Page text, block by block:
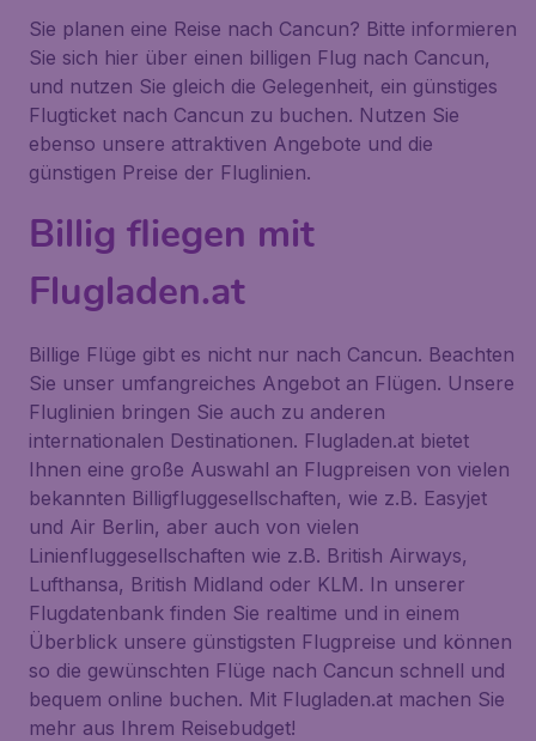
Sie planen eine Reise nach Cancun? Bitte informieren
Sie sich hier über einen billigen Flug nach Cancun,
und nutzen Sie gleich die Gelegenheit, ein günstiges
Flugticket nach Cancun zu buchen. Nutzen Sie
ebenso unsere attraktiven Angebote und die
günstigen Preise der Fluglinien.
Billig fliegen mit
Flugladen.at
Billige Flüge gibt es nicht nur nach Cancun. Beachten
Sie unser umfangreiches Angebot an Flügen. Unsere
Fluglinien bringen Sie auch zu anderen
internationalen Destinationen. Flugladen.at bietet
Ihnen eine große Auswahl an Flugpreisen von vielen
bekannten Billigfluggesellschaften, wie z.B. Easyjet
und Air Berlin, aber auch von vielen
Linienfluggesellschaften wie z.B. British Airways,
Lufthansa, British Midland oder KLM. In unserer
Flugdatenbank finden Sie realtime und in einem
Überblick unsere günstigsten Flugpreise und können
so die gewünschten Flüge nach Cancun schnell und
bequem online buchen. Mit Flugladen.at machen Sie
mehr aus Ihrem Reisebudget!